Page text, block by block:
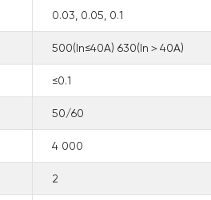
0.03, 0.05, 0.1
500(In≤40A) 630(In＞40A)
≤0.1
50/60
4 000
2